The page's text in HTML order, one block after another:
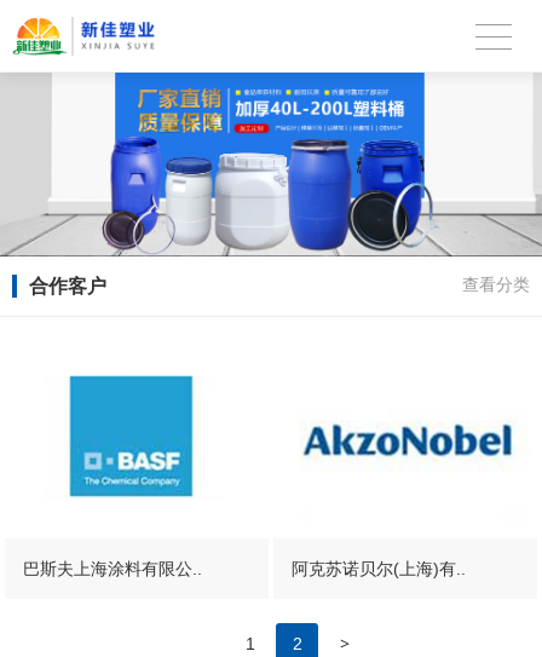
合作客户 查看分类
巴斯夫上海涂料有限公.. 阿克苏诺贝尔(上海)有..
1 2 >